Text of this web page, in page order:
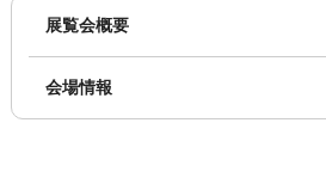
展覧会概要
会場情報